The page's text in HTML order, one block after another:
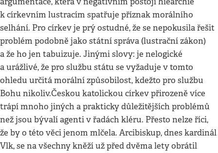
k církevním lustracím spatřuje příznak morálního
selhání. Pro církev je prý ostudné, že se nepokusila řešit
problém podobně jako státní správa (lustrační zákon)
a že ho jen tabuizuje. Jinými slovy: je nelogické
a urážlivé, že pro službu státu se vyžaduje v tomto
ohledu určitá morální způsobilost, kdežto pro službu
Bohu nikoliv.Českou katolickou církev přirozeně více
trápí mnoho jiných a prakticky důležitějších problémů
než jsou bývalí agenti v řadách kléru. Přesto nelze říci,
že by o této věci jenom mlčela. Arcibiskup, dnes kardinál
Vlk, se na všechny kněží už před dvěma lety obrátil